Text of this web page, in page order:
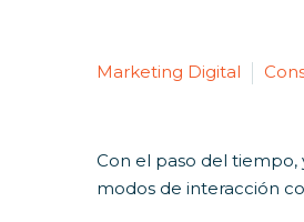
Marketing Digital
Con el paso del tiempo,
modos de interacción